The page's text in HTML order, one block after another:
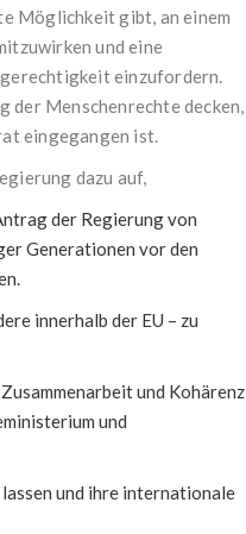
Möglichkeit gibt, an einem
und eine
einzufordern.
der Menschenrechte decken,
eingegangen ist.
dazu auf,
der Regierung von
Generationen vor den
innerhalb der EU – zu
und Kohärenz
und
und ihre internationale